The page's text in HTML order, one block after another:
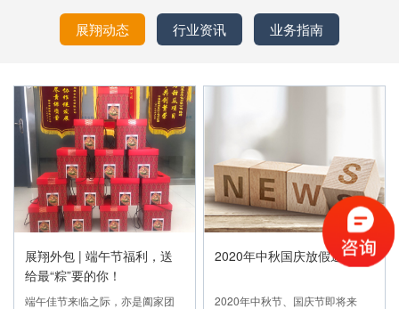
展翔动态 行业资讯 业务指南
展翔外包 | 端午节福利，送
给最“粽”要的你！
端午佳节来临之际，亦是阖家团
2020年中秋国庆放假通知
2020年中秋节、国庆节即将来